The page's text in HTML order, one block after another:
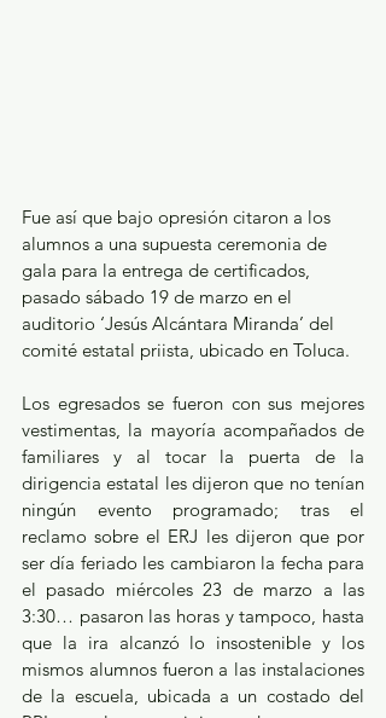
Fue así que bajo opresión citaron a los
alumnos a una supuesta ceremonia de
gala para la entrega de certificados,
pasado sábado 19 de marzo en el
auditorio ‘Jesús Alcántara Miranda’ del
comité estatal priista, ubicado en Toluca.
Los egresados se fueron con sus mejores
vestimentas, la mayoría acompañados de
familiares y al tocar la puerta de la
dirigencia estatal les dijeron que no tenían
ningún evento programado; tras el
reclamo sobre el ERJ les dijeron que por
ser día feriado les cambiaron la fecha para
el pasado miércoles 23 de marzo a las
3:30… pasaron las horas y tampoco, hasta
que la ira alcanzó lo insostenible y los
mismos alumnos fueron a las instalaciones
de la escuela, ubicada a un costado del